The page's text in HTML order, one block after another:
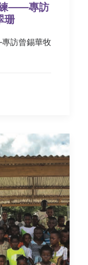
練——專訪
珊
訪曾錫華牧